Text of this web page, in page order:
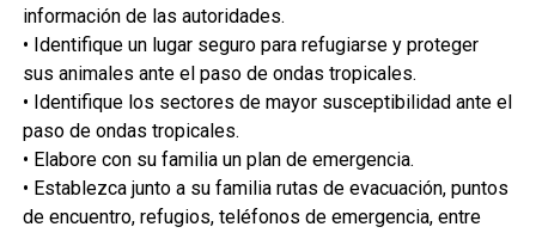
información de las autoridades.
• Identifique un lugar seguro para refugiarse y proteger
sus animales ante el paso de ondas tropicales.
• Identifique los sectores de mayor susceptibilidad ante el
paso de ondas tropicales.
• Elabore con su familia un plan de emergencia.
• Establezca junto a su familia rutas de evacuación, puntos
de encuentro, refugios, teléfonos de emergencia, entre